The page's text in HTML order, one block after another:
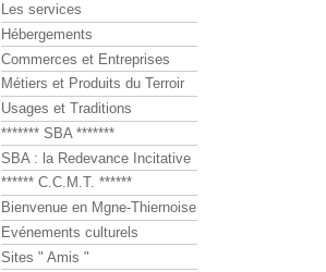
Les services
Hébergements
Commerces et Entreprises
Métiers et Produits du Terroir
Usages et Traditions
******* SBA *******
SBA : la Redevance Incitative
****** C.C.M.T. ******
Bienvenue en Mgne-Thiernoise
Evénements culturels
Sites " Amis "